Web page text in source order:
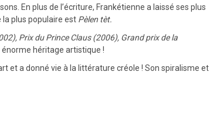
En plus de l’écriture, Frankétienne a laissé ses plus
plus populaire est Pèlen tèt.
Prix du Prince Claus (2006), Grand prix de la
énorme héritage artistique !
et a donné vie à la littérature créole ! Son spiralisme et